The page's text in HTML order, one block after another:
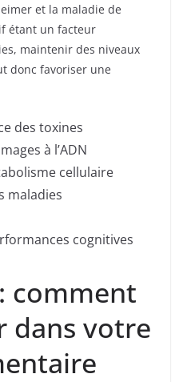
et la maladie de
étant un facteur
maintenir des niveaux
donc favoriser une
des toxines
à l’ADN
cellulaire
maladies
cognitives
comment
dans votre